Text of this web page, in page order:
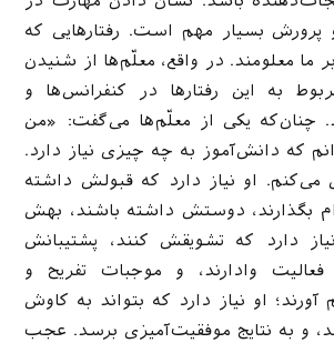
پرورش بسیار مهم است. رفتارهایی که
ما معلومند. در واقع، معلّم‌ها از شنیدن
به این رفتارها در کنفرانس‌ها و
چنان‌که یکی از معلّم‌ها می‌گفت: «من
که دانش‌آموز به چه چیزی نیاز دارد.
او نیاز دارد که قبولش داشته
بگذارند، دوستش داشته باشند، بهش
دارد که تشویقش کنند، پشتیبانش
وادارند، و موجبات تفریح و
او نیاز دارد که بتواند به کاوش
و به نتایج موفقیت‌آمیزی برسد. عجب